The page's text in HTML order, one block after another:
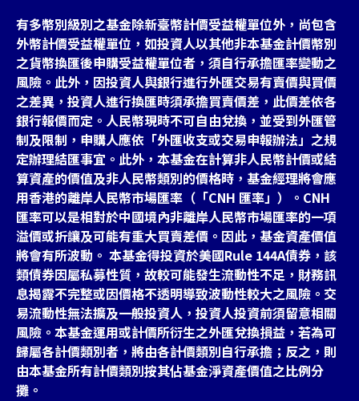
有多幣別級別之基金除新臺幣計價受益權單位外，尚包含
外幣計價受益權單位，如投資人以其他非本基金計價幣別
之貨幣換匯後申購受益權單位者，須自行承擔匯率變動之
風險。此外，因投資人與銀行進行外匯交易有賣價與買價
之差異，投資人進行換匯時須承擔買賣價差，此價差依各
銀行報價而定。人民幣現時不可自由兌換，並受到外匯管
制及限制，申購人應依「外匯收支或交易申報辦法」之規
定辦理結匯事宜。此外，本基金在計算非人民幣計價或結
算資產的價值及非人民幣類別的價格時，基金經理將會應
用香港的離岸人民幣市場匯率（「CNH 匯率」）。CNH
匯率可以是相對於中國境內非離岸人民幣市場匯率的一項
溢價或折讓及可能有重大買賣差價。因此，基金資產價值
將會有所波動。 本基金得投資於美國Rule 144A債券，該
類債券因屬私募性質，故較可能發生流動性不足，財務訊
息揭露不完整或因價格不透明導致波動性較大之風險。交
易流動性無法擴及一般投資人，投資人投資前須留意相關
風險。本基金運用或計價所衍生之外匯兌換損益，若為可
歸屬各計價類別者，將由各計價類別自行承擔；反之，則
由本基金所有計價類別按其佔基金淨資產價值之比例分
攤。